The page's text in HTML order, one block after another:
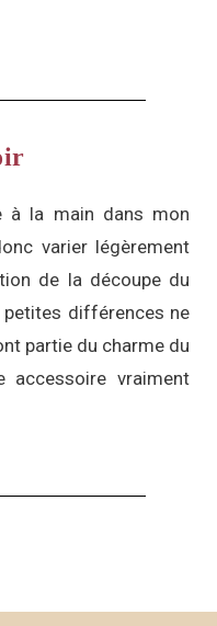
à la main dans mon
varier légèrement
de la découpe du
petites différences ne
partie du charme du
vraiment